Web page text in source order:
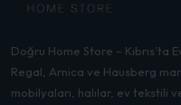
Doğru Home Store – Kıbrıs’ta
Regal, Arnica ve Hausberg
mobilyaları, halılar, ev tekstili